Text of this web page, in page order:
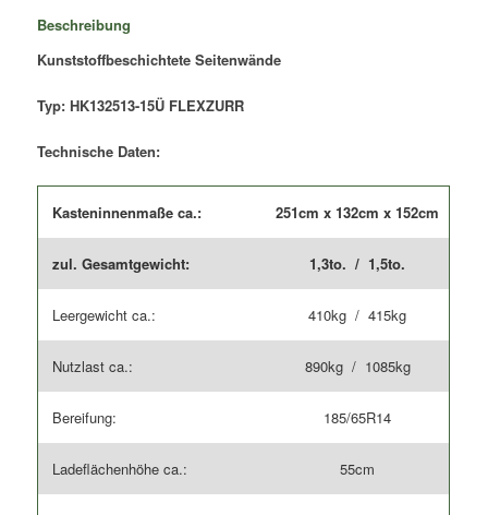
FLEXZURR
/
Menge
Beschreibung
Kunststoffbeschichtete Seitenwände
Typ: HK132513-15Ü FLEXZURR
Technische Daten:
Kasteninnenmaße ca.: 251cm x 132cm x 152cm
zul. Gesamtgewicht: 1,3to. / 1,5to.
Leergewicht ca.: 410kg / 415kg
Nutzlast ca.: 890kg / 1085kg
Bereifung: 185/65R14
Ladeflächenhöhe ca.: 55cm